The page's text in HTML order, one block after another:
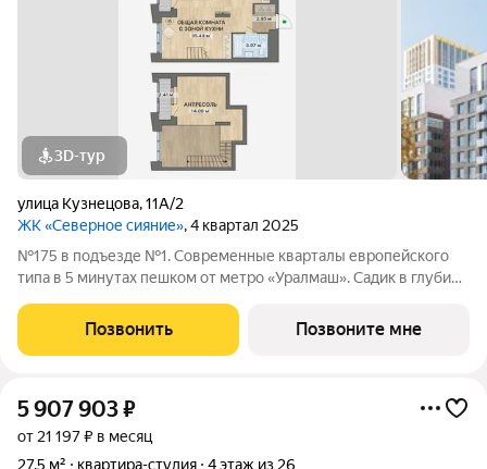
3D-тур
улица Кузнецова,11А/2
ЖК «Северное сияние», 4 квартал 2025
№175 в подъезде №1. Современные кварталы европейского
типа в 5 минутах пешком от метро «Уралмаш». Садик в глубине
благоустроенная площадь рядом с ним. Паркинг и уютный
закрытый двор. Келлеры для
Позвонить Позвоните мне
5 907 903₽
от 21 197 ₽ в месяц
27,5 м²
квартира-студия 4 этаж из 26